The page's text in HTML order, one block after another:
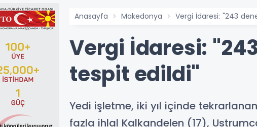
Anasayfa Makedonya Vergi İdaresi: "243
Vergi İdaresi:
tespit edildi"
Yedi işletme, iki yıl içinde
fazla ihlal Kalkandelen (17),